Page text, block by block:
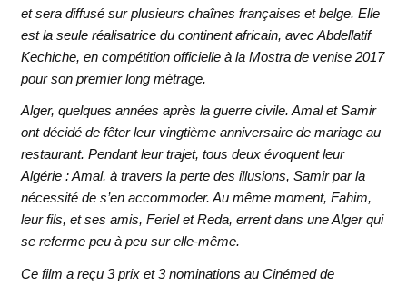
et sera diffusé sur plusieurs chaînes françaises et belge. Elle
est la seule réalisatrice du continent africain, avec Abdellatif
Kechiche, en compétition officielle à la Mostra de venise 2017
pour son premier long métrage.
Alger, quelques années après la guerre civile. Amal et Samir
ont décidé de fêter leur vingtième anniversaire de mariage au
restaurant. Pendant leur trajet, tous deux évoquent leur
Algérie : Amal, à travers la perte des illusions, Samir par la
nécessité de s’en accommoder. Au même moment, Fahim,
leur fils, et ses amis, Feriel et Reda, errent dans une Alger qui
se referme peu à peu sur elle-même.
Ce film a reçu 3 prix et 3 nominations au Cinémed de